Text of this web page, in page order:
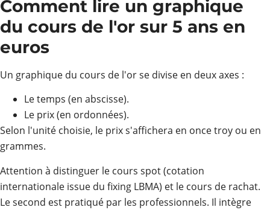
Comment lire un graphique
du cours de l'or sur 5 ans en
euros
Un graphique du cours de l'or se divise en deux axes :
Le temps (en abscisse).
Le prix (en ordonnées).
Selon l'unité choisie, le prix s'affichera en once troy ou en
grammes.
Attention à distinguer le cours spot (cotation
internationale issue du fixing LBMA) et le cours de rachat.
Le second est pratiqué par les professionnels. Il intègre